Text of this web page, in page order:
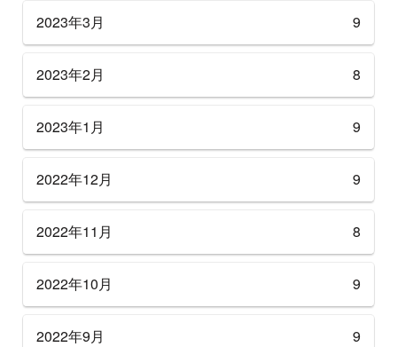
2023年3月 9
2023年2月 8
2023年1月 9
2022年12月 9
2022年11月 8
2022年10月 9
2022年9月 9